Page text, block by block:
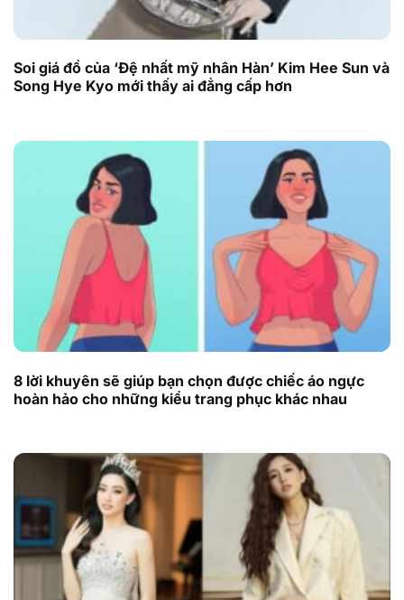
Soi giá đồ của ‘Đệ nhất mỹ nhân Hàn’ Kim Hee Sun và
Song Hye Kyo mới thấy ai đẳng cấp hơn
8 lời khuyên sẽ giúp bạn chọn được chiếc áo ngực
hoàn hảo cho những kiểu trang phục khác nhau